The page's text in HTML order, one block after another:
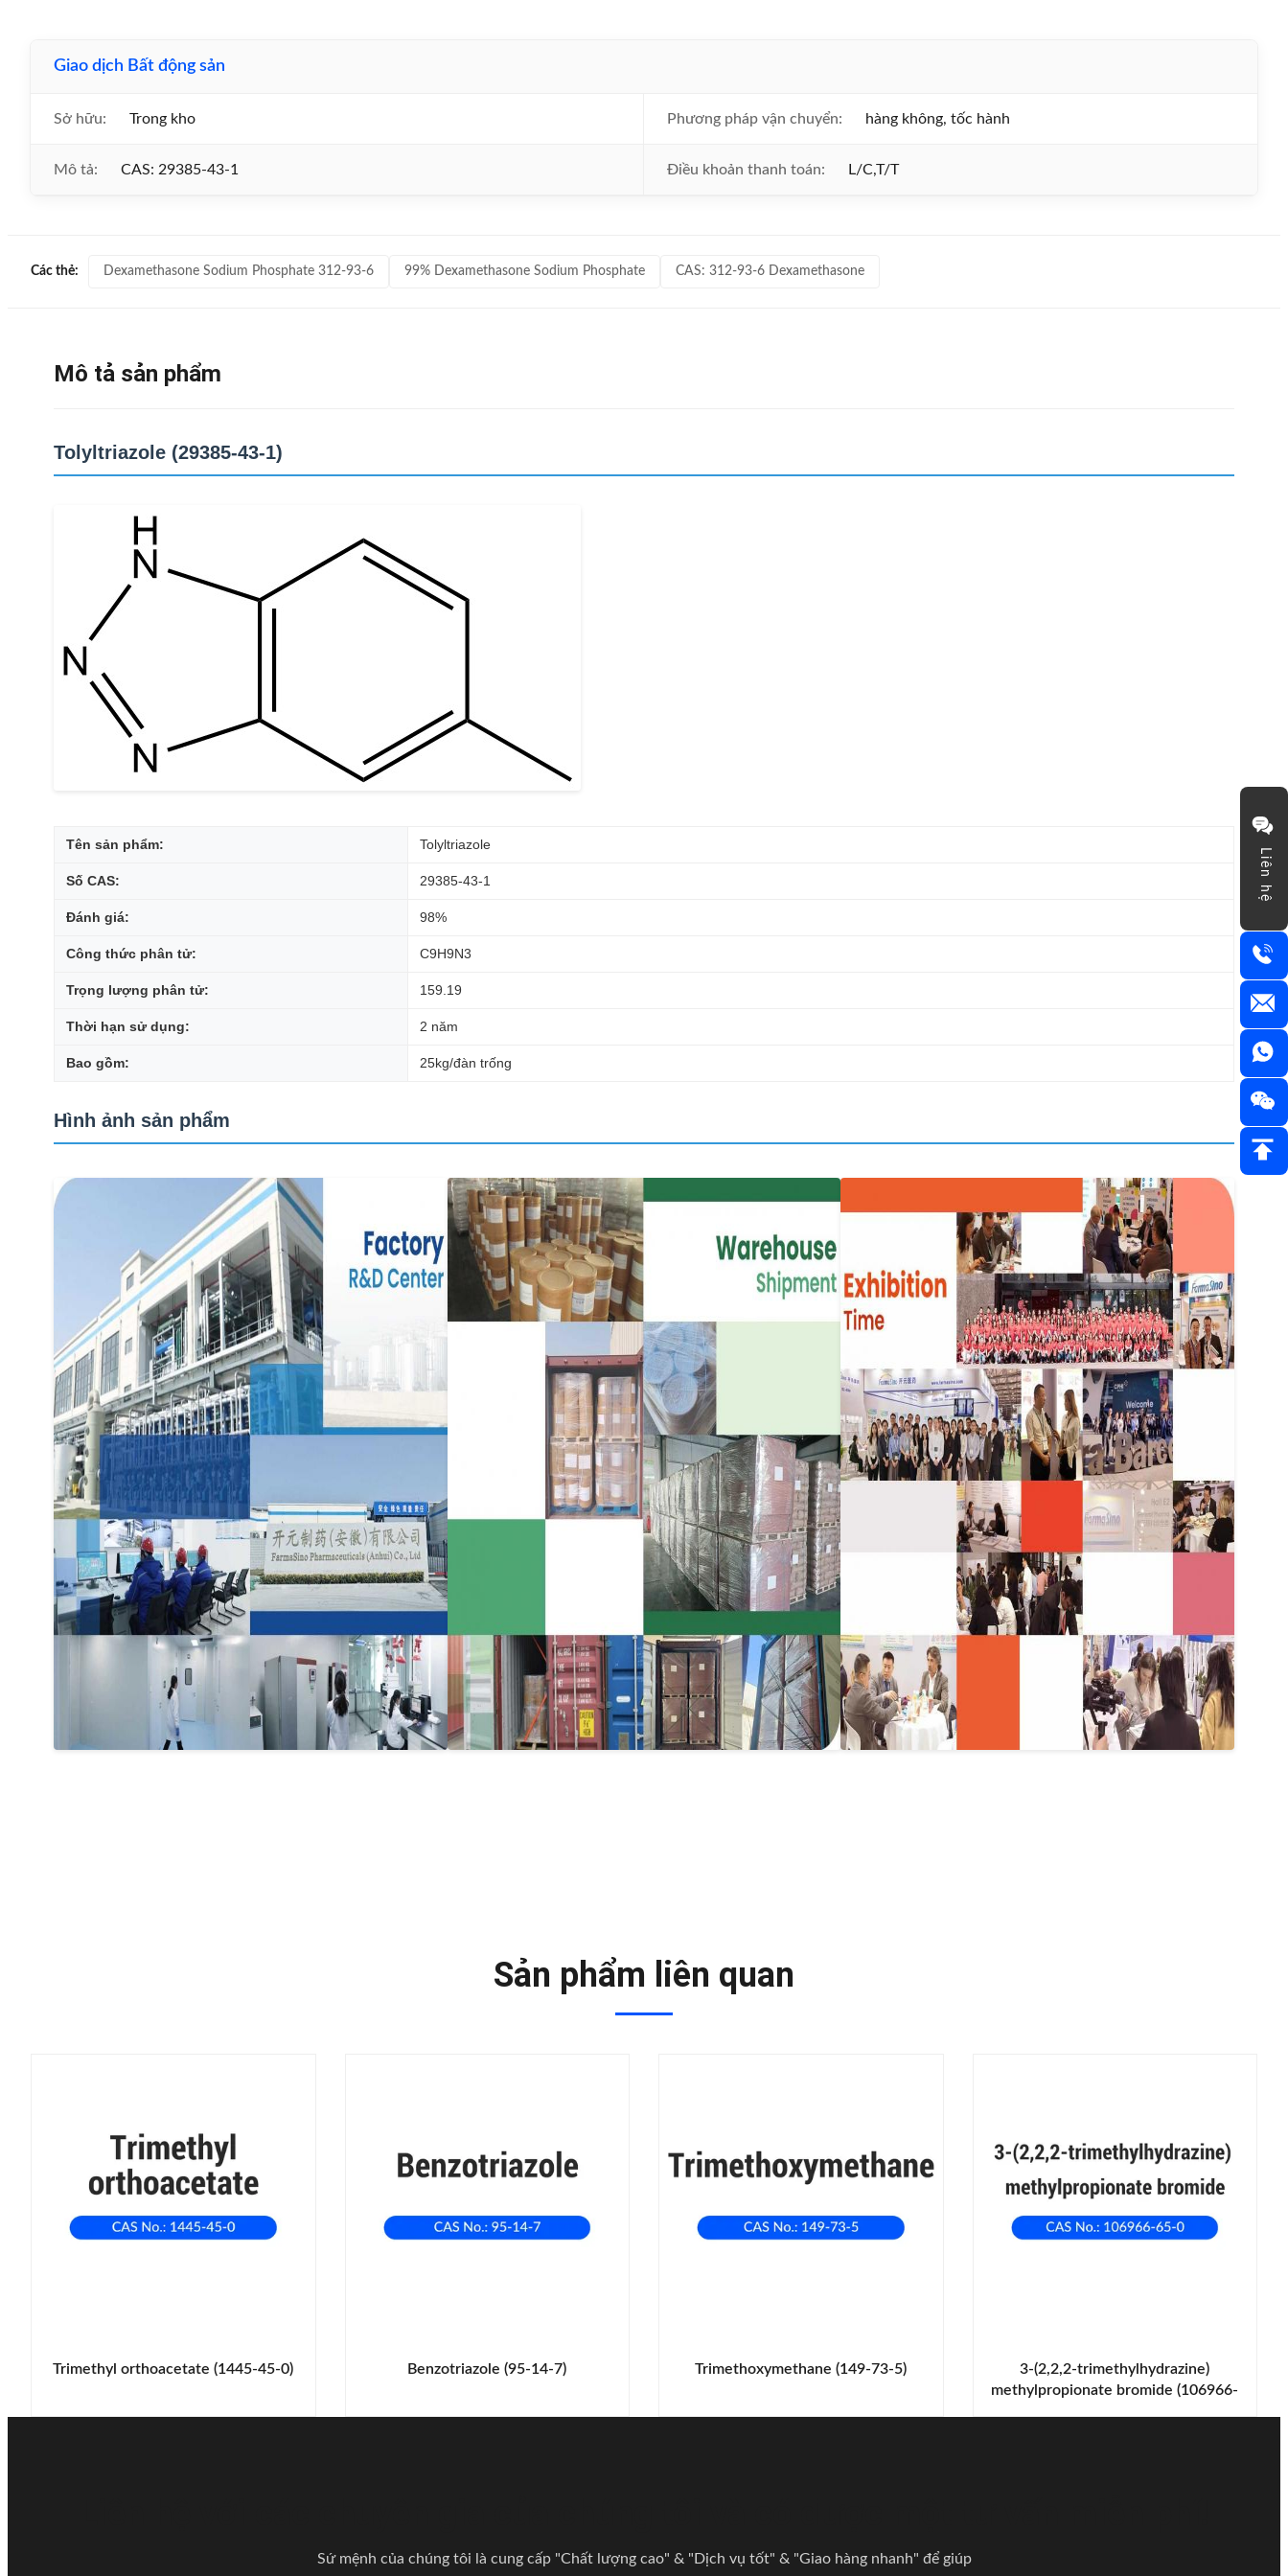
Liên hệ
Giao dịch Bất động sản
Sở hữu: Trong kho Phương pháp vận chuyển: hàng không, tốc hành
Mô tả: CAS: 29385-43-1 Điều khoản thanh toán: L/C,T/T
Các thẻ: Dexamethasone Sodium Phosphate 312-93-6 99% Dexamethasone Sodium Phosphate CAS: 312-93-6 Dexamethasone
Mô tả sản phẩm
Tolyltriazole (29385-43-1)
Tên sản phẩm: Tolyltriazole
Số CAS: 29385-43-1
Đánh giá: 98%
Công thức phân tử: C9H9N3
Trọng lượng phân tử: 159.19
Thời hạn sử dụng: 2 năm
Bao gồm: 25kg/đàn trống
Hình ảnh sản phẩm
Sản phẩm liên quan
Trimethyl orthoacetate (1445-45-0) Benzotriazole (95-14-7) Trimethoxymethane (149-73-5)
3-(2,2,2-trimethylhydrazine)
methylpropionate bromide (106966-
Sứ mệnh của chúng tôi là cung cấp "Chất lượng cao" & "Dịch vụ tốt" & "Giao hàng nhanh" để giúp